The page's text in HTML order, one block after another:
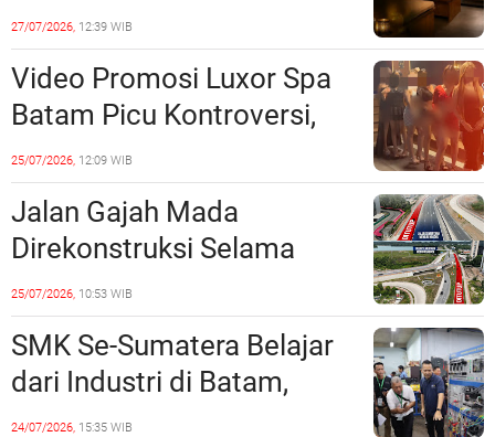
Minta Maaf, Konten
Langsung Di-Takedown
27/07/2026, 12:39 WIB
Video Promosi Luxor Spa
Batam Picu Kontroversi,
Dinilai Bermuatan Sensual
25/07/2026, 12:09 WIB
Jalan Gajah Mada
Direkonstruksi Selama
Empat Minggu, Ini Skema
Rekayasa Lalu Lintasnya
25/07/2026, 10:53 WIB
SMK Se-Sumatera Belajar
dari Industri di Batam,
Siapkan Lulusan Siap Kerja
24/07/2026, 15:35 WIB